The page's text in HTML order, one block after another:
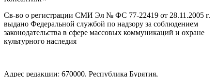
Св-во о регистрации СМИ Эл № ФС 77-22419 от 28.11.2005 г.
выдано Федеральной службой по надзору за соблюдением
законодательства в сфере массовых коммуникаций и охране
культурного наследия
Адрес редакции: 670000, Республика Бурятия,